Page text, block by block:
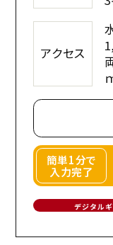
アクセス
簡単1分で
入力完了
デジタル